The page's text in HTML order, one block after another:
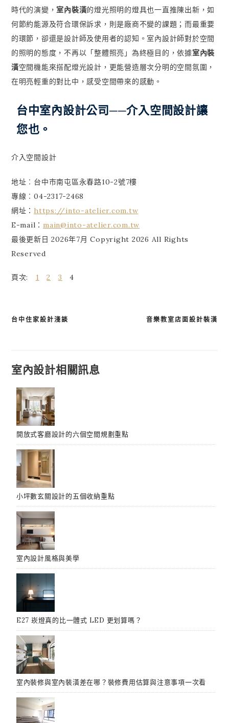
時代的演變， 室內裝潢的燈光照明的燈具也一直推陳出新，如
何節約能源及符合環保訴求，則是廠商不變的課題；而最重要
的環節，卻還是設計師及使用者的認知。室內設計師對於空間
的照明的態度，不再以「整體照亮」為終極目的，依據室內裝
潢空間機能來搭配燈光設計，更能營造層次分明的空間氛圍，
在明亮輕重的對比中，感受空間帶來的感動。
台中室內設計公司──介入空間設計讓
您也。
介入空間設計
地址︰台中市南屯區永春路10-2號7樓
專線︰04-2317-2468
網址： https://into-atelier.com.tw
E-mail： main@into-atelier.com.tw
最後更新日 2026年7月 Copyright 2026 All Rights
Reserved
頁次: 1 2 3 4
文
覽
音樂教室店面設計裝潢
台中住家設計淺談
室內設計相關訊息
開放式客廳設計的六個空間規劃重點
小坪數玄關設計的五個收納重點
室內設計風格與美學
E27 崁燈真的比一體式 LED 更划算嗎？
室內裝修與室內裝潢差在哪？裝修費用估算與注意事項一次看